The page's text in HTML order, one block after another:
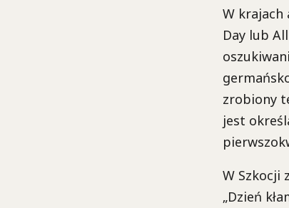
W krajach
Day lub
zrobiony
jest
W Szkocji
„Dzień